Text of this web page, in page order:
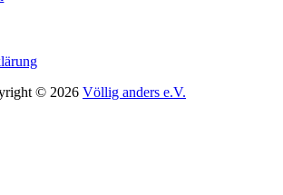
© 2026 Völlig anders e.V.